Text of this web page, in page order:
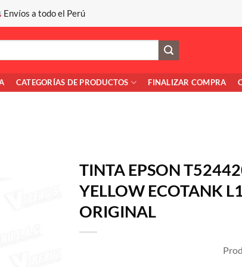
Envíos a todo el Perú
CATEGORÍAS DE PRODUCTOS FINALIZAR COMPRA
TINTA EPSON
YELLOW ECOTANK
ORIGINAL